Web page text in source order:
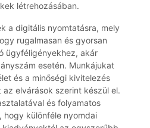
létrehozásában.
a digitális nyomtatásra, mely
rugalmasan és gyorsan
ügyféligényekhez, akár
esetén. Munkájukat
és a minőségi kivitelezés
elvárások szerint készül el.
és folyamatos
hogy különféle nyomdai